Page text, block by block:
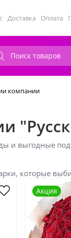
Доставка Оплата
компании
и выгодные
которые
Акция